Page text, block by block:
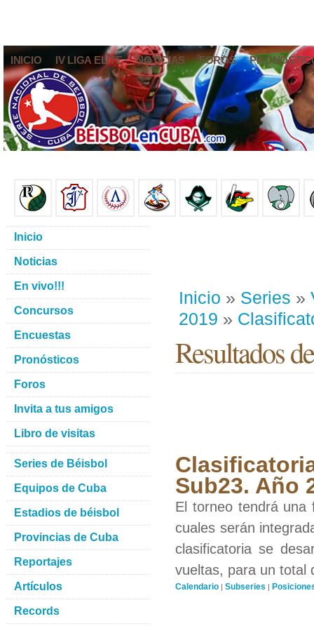
INICIO IV LIGA ELITE NOTICIAS FOROS
Inicio » Series »
2019 »
Resultados
Sub23. Año
El torneo tendrá una
cuales serán
clasificatoria se
vueltas, para un total
Calendario | Subseries |
Inicio
Noticias
En vivo!!!
Concursos
Encuestas
Pronósticos
Foros
Invita a tus amigos
Libro de visitas
Series de Béisbol
Equipos de Cuba
Estadios de béisbol
Provincias de Cuba
Reportajes
Artículos
Records